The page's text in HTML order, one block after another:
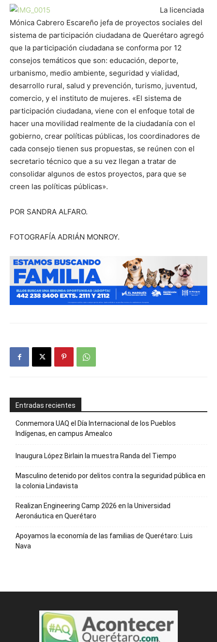
La licenciada
Mónica Cabrero Escareño jefa de proyectos sociales del
sistema de participación ciudadana de Querétaro agregó
que la participación ciudadana se conforma por 12
consejos temáticos que son: educación, deporte,
urbanismo, medio ambiente, seguridad y vialidad,
desarrollo rural, salud y prevención, turismo, juventud,
comercio, y el instituto de mujeres. «El sistema de
participación ciudadana, viene con el enfoque total de
hacer una movilidad realmente de la ciudadanía con el
gobierno, crear políticas públicas, los coordinadores de
cada consejo tienen sus propuestas, se reúnen con el
secretario técnico que a su vez llegan a tratar de
consolidar algunos de estos proyectos, para que se
creen las políticas públicas».
POR SANDRA ALFARO.
FOTOGRAFÍA ADRIÁN MONROY.
Entradas recientes
Conmemora UAQ el Día Internacional de los Pueblos
Indígenas, en campus Amealco
Inaugura López Birlain la muestra Randa del Tiempo
Masculino detenido por delitos contra la seguridad pública en
la colonia Lindavista
Realizan Engineering Camp 2026 en la Universidad
Aeronáutica en Querétaro
Apoyamos la economía de las familias de Querétaro: Luis
Nava